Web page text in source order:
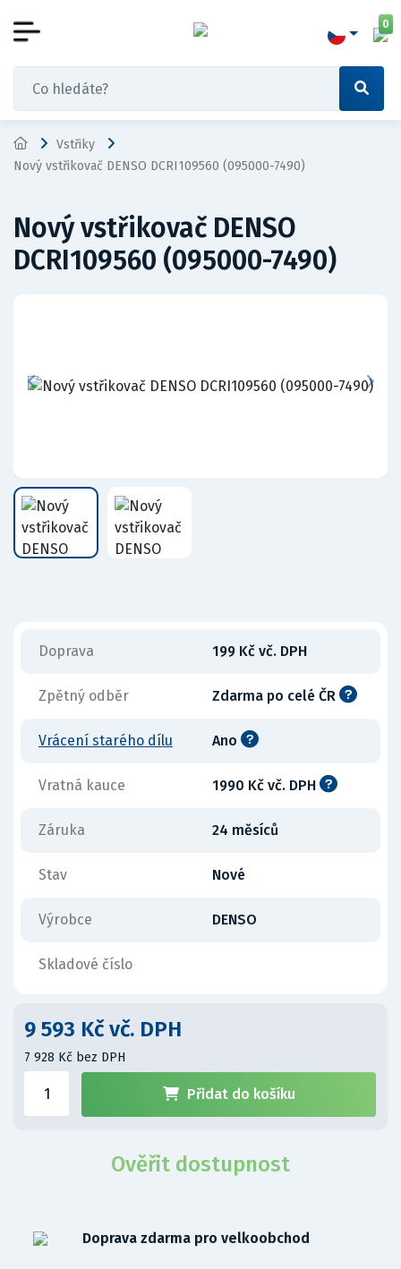
0
Vstřiky
Nový vstřikovač DENSO DCRI109560 (095000-7490)
Nový vstřikovač DENSO
DCRI109560 (095000-7490)
Doprava 199 Kč vč. DPH
Zpětný odběr Zdarma po celé ČR
Vrácení starého dílu Ano
Vratná kauce 1990 Kč vč. DPH
Záruka 24 měsíců
Stav Nové
Výrobce DENSO
Skladové číslo
9 593 Kč vč. DPH
7 928 Kč bez DPH
Přidat do košíku
Ověřit dostupnost
Doprava zdarma pro velkoobchod